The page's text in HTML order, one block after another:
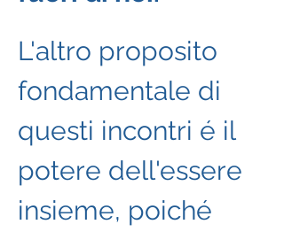
L'altro proposito
fondamentale di
questi incontri é il
potere dell'essere
insieme, poiché